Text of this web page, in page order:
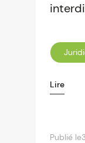
Lire
Publié le